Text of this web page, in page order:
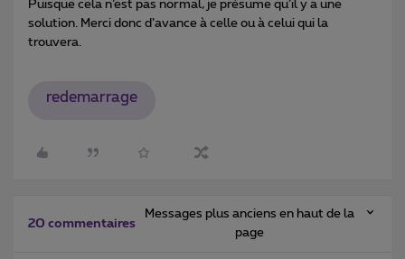
Puisque cela n’est pas normal, je présume qu’il y a une
solution. Merci donc d’avance à celle ou à celui qui la
trouvera.
redemarrage
20 commentaires
Messages plus anciens en haut de la
page